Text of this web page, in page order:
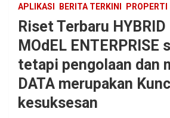
APLIKASI BERITA TERKINI PROPERTI
Riset Terbaru
MOdEL ENTERPRISE
tetapi pengolaan dan
DATA merupakan
kesuksesan